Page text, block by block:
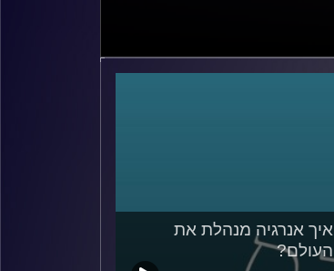
איך אנרגיה מנהלת את
העולם?